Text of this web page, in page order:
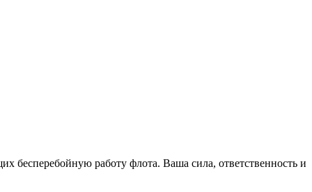
бесперебойную работу флота. Ваша сила, ответственность и